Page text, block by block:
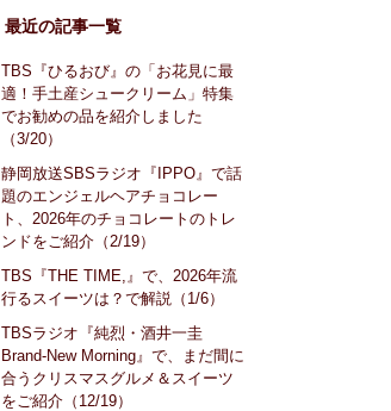
最近の記事一覧
TBS『ひるおび』の「お花見に最
適！手土産シュークリーム」特集
でお勧めの品を紹介しました
（3/20）
静岡放送SBSラジオ『IPPO』で話
題のエンジェルヘアチョコレー
ト、2026年のチョコレートのトレ
ンドをご紹介（2/19）
TBS『THE TIME,』で、2026年流
行るスイーツは？で解説（1/6）
TBSラジオ『純烈・酒井一圭
Brand-New Morning』で、まだ間に
合うクリスマスグルメ＆スイーツ
をご紹介（12/19）